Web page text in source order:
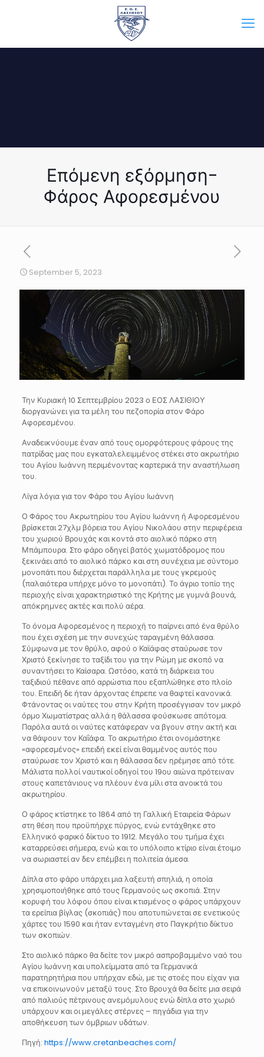
Επόμενη εξόρμηση-
Φάρος Αφορεσμένου
September 5, 2023
Την Κυριακή 10 Σεπτεμβρίου 2023 ο ΕΟΣ ΛΑΣΙΘΙΟΥ
διοργανώνει για τα μέλη του πεζοπορία στον Φάρο
Αφορεσμένου.
Αναδεικνύουμε έναν από τους ομορφότερους φάρους της
πατρίδας μας που εγκαταλελειμμένος στέκει στο ακρωτήριο
του Αγίου Ιωάννη περιμένοντας καρτερικά την αναστήλωση
του.
Λίγα λόγια για τον Φάρο του Αγίου Ιωάννη
Ο Φάρος του Ακρωτηρίου του Αγίου Ιωάννη ή Αφορεσμένου
βρίσκεται 27χλμ βόρεια του Αγίου Νικολάου στην περιφέρεια
του χωριού Βρουχάς και κοντά στο αιολικό πάρκο στη
Μπάμπουρα. Στο φάρο οδηγεί βατός χωματόδρομος που
ξεκινάει από το αιολικό πάρκο και στη συνέχεια με σύντομο
μονοπάτι που διέρχεται παράλληλα με τους γκρεμούς
(παλαιότερα υπήρχε μόνο το μονοπάτι). Το άγριο τοπίο της
περιοχής είναι χαρακτηριστικό της Κρήτης με γυμνά βουνά,
απόκρημνες ακτές και πολύ αέρα.
Το όνομα Αφορεσμένος η περιοχή το παίρνει από ένα θρύλο
που έχει σχέση με την συνεχώς ταραγμένη θάλασσα.
Σύμφωνα με τον θρύλο, αφού ο Καϊάφας σταύρωσε τον
Χριστό ξεκίνησε το ταξίδι του για την Ρώμη με σκοπό να
συναντήσει το Καίσαρα. Ωστόσο, κατά τη διάρκεια του
ταξιδιού πέθανε από αρρώστια που εξαπλώθηκε στο πλοίο
του. Επειδή δε ήταν άρχοντας έπρεπε να θαφτεί κανονικά.
Φτάνοντας οι ναύτες του στην Κρήτη προσέγγισαν τον μικρό
όρμο Χωματίστρας αλλά η θάλασσα φούσκωσε απότομα.
Παρόλα αυτά οι ναύτες κατάφεραν να βγουν στην ακτή και
να θάψουν τον Καΐάφα. Το ακρωτήριο έτσι ονομάστηκε
«αφορεσμένος» επειδή εκεί είναι θαμμένος αυτός που
σταύρωσε τον Χριστό και η θάλασσα δεν ηρέμησε από τότε.
Μάλιστα πολλοί ναυτικοί οδηγοί του 19ου αιώνα πρότειναν
στους καπετάνιους να πλέουν ένα μίλι στα ανοικτά του
ακρωτηρίου.
Ο φάρος κτίστηκε το 1864 από τη Γαλλική Εταιρεία Φάρων
στη θέση που προϋπήρχε πύργος, ενώ εντάχθηκε στο
Ελληνικό φαρικό δίκτυο το 1912. Μεγάλο του τμήμα έχει
καταρρεύσει σήμερα, ενώ και το υπόλοιπο κτίριο είναι έτοιμο
να σωριαστεί αν δεν επέμβει η πολιτεία άμεσα.
Δίπλα στο φάρο υπάρχει μια λαξευτή σπηλιά, η οποία
χρησιμοποιήθηκε από τους Γερμανούς ως σκοπιά. Στην
κορυφή του λόφου όπου είναι κτισμένος ο φάρος υπάρχουν
τα ερείπια βίγλας (σκοπιάς) που αποτυπώνεται σε ενετικούς
χάρτες του 1590 και ήταν ενταγμένη στο Παγκρήτιο δίκτυο
των σκοπιών.
Στο αιολικό πάρκο θα δείτε τον μικρό ασπροβαμμένο ναό του
Αγίου Ιωάννη και υπολείμματα από τα Γερμανικά
παρατηρητήρια που υπήρχαν εδώ, με τις στοές που είχαν για
να επικοινωνούν μεταξύ τους. Στο Βρουχά θα δείτε μια σειρά
από παλιούς πέτρινους ανεμόμυλους ενώ δίπλα στο χωριό
υπάρχουν και οι μεγάλες στέρνες – πηγάδια για την
αποθήκευση των όμβριων υδάτων.
Πηγή: https://www.cretanbeaches.com/